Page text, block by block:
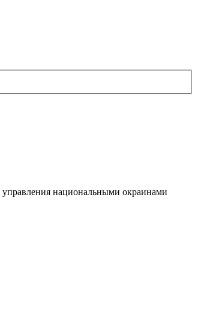
управления национальными окраинами